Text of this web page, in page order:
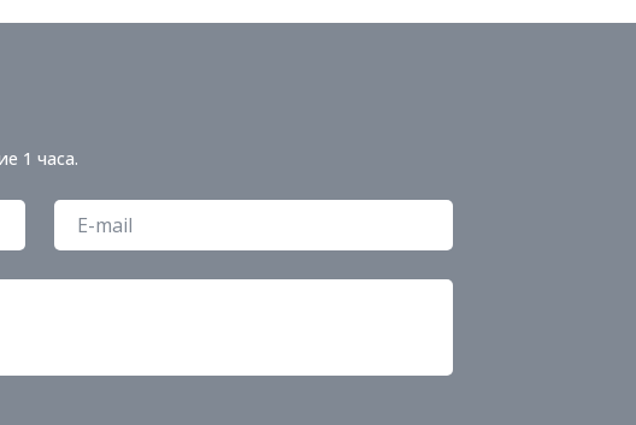
1 часа.